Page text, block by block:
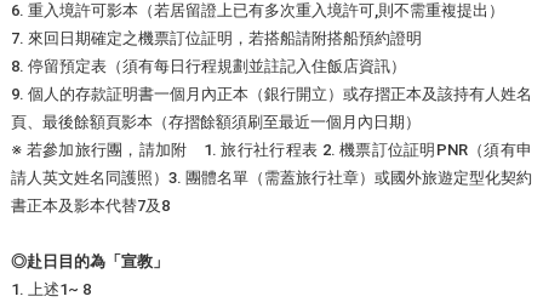
6. 重入境許可影本（若居留證上已有多次重入境許可,則不需重複提出）
7. 來回日期確定之機票訂位証明，若搭船請附搭船預約證明
8. 停留預定表（須有每日行程規劃並註記入住飯店資訊）
9. 個人的存款証明書一個月內正本（銀行開立）或存摺正本及該持有人姓名
頁、最後餘額頁影本（存摺餘額須刷至最近一個月內日期）
※ 若參加旅行團，請加附 1. 旅行社行程表 2. 機票訂位証明PNR（須有申
請人英文姓名同護照）3. 團體名單（需蓋旅行社章）或國外旅遊定型化契約
書正本及影本代替7及8
◎赴日目的為「宣教」
1. 上述1~ 8